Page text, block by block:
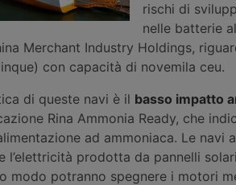
rischi di
nelle batterie
Merchant Industry Holdings,
con capacità di novemila ceu.
di queste navi è il basso impatto
Rina Ammonia Ready, che
ad ammoniaca. Le
l’elettricità prodotta da pannelli
modo potranno spegnere i motori